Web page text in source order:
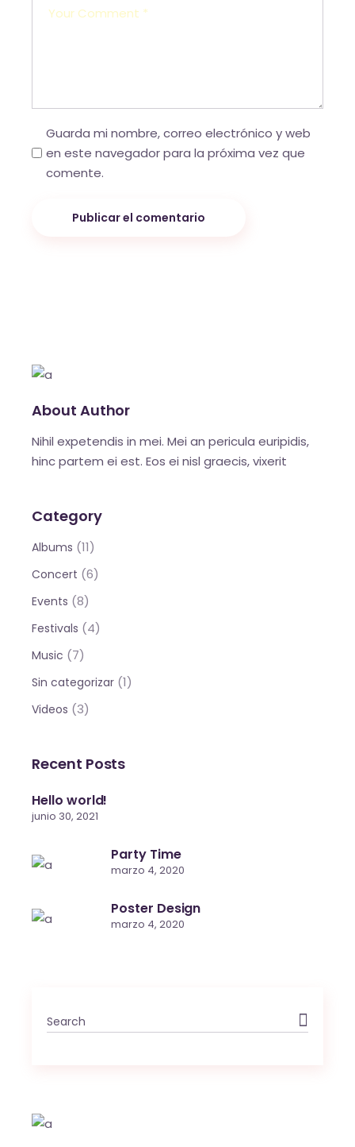
Guarda mi nombre, correo electrónico y web
en este navegador para la próxima vez que
comente.
Publicar el comentario
About Author
Nihil expetendis in mei. Mei an pericula euripidis,
hinc partem ei est. Eos ei nisl graecis, vixerit
Category
Albums (11)
Concert (6)
Events (8)
Festivals (4)
Music (7)
Sin categorizar (1)
Videos (3)
Recent Posts
Hello world!
junio 30, 2021
Party Time
marzo 4, 2020
Poster Design
marzo 4, 2020
Search
for: